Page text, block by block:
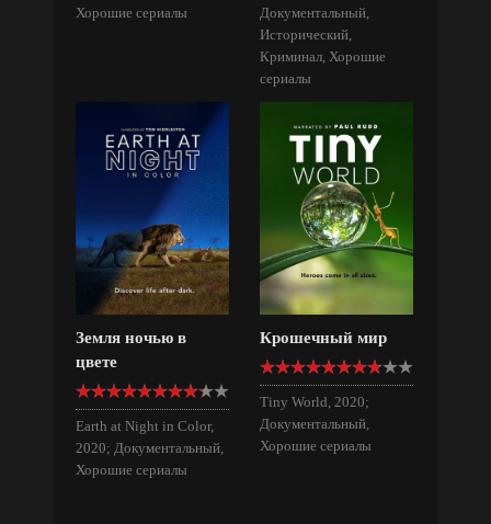
Хорошие сериалы
Документальный,
Исторический,
Криминал, Хорошие
сериалы
Земля ночью в
цвете
Earth at Night in Color,
2020; Документальный,
Хорошие сериалы
Крошечный мир
Tiny World, 2020;
Документальный,
Хорошие сериалы